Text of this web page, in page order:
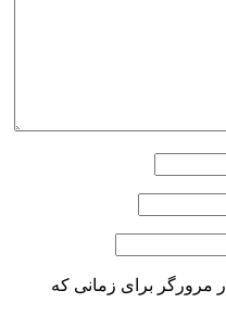
مرورگر برای زمانی که